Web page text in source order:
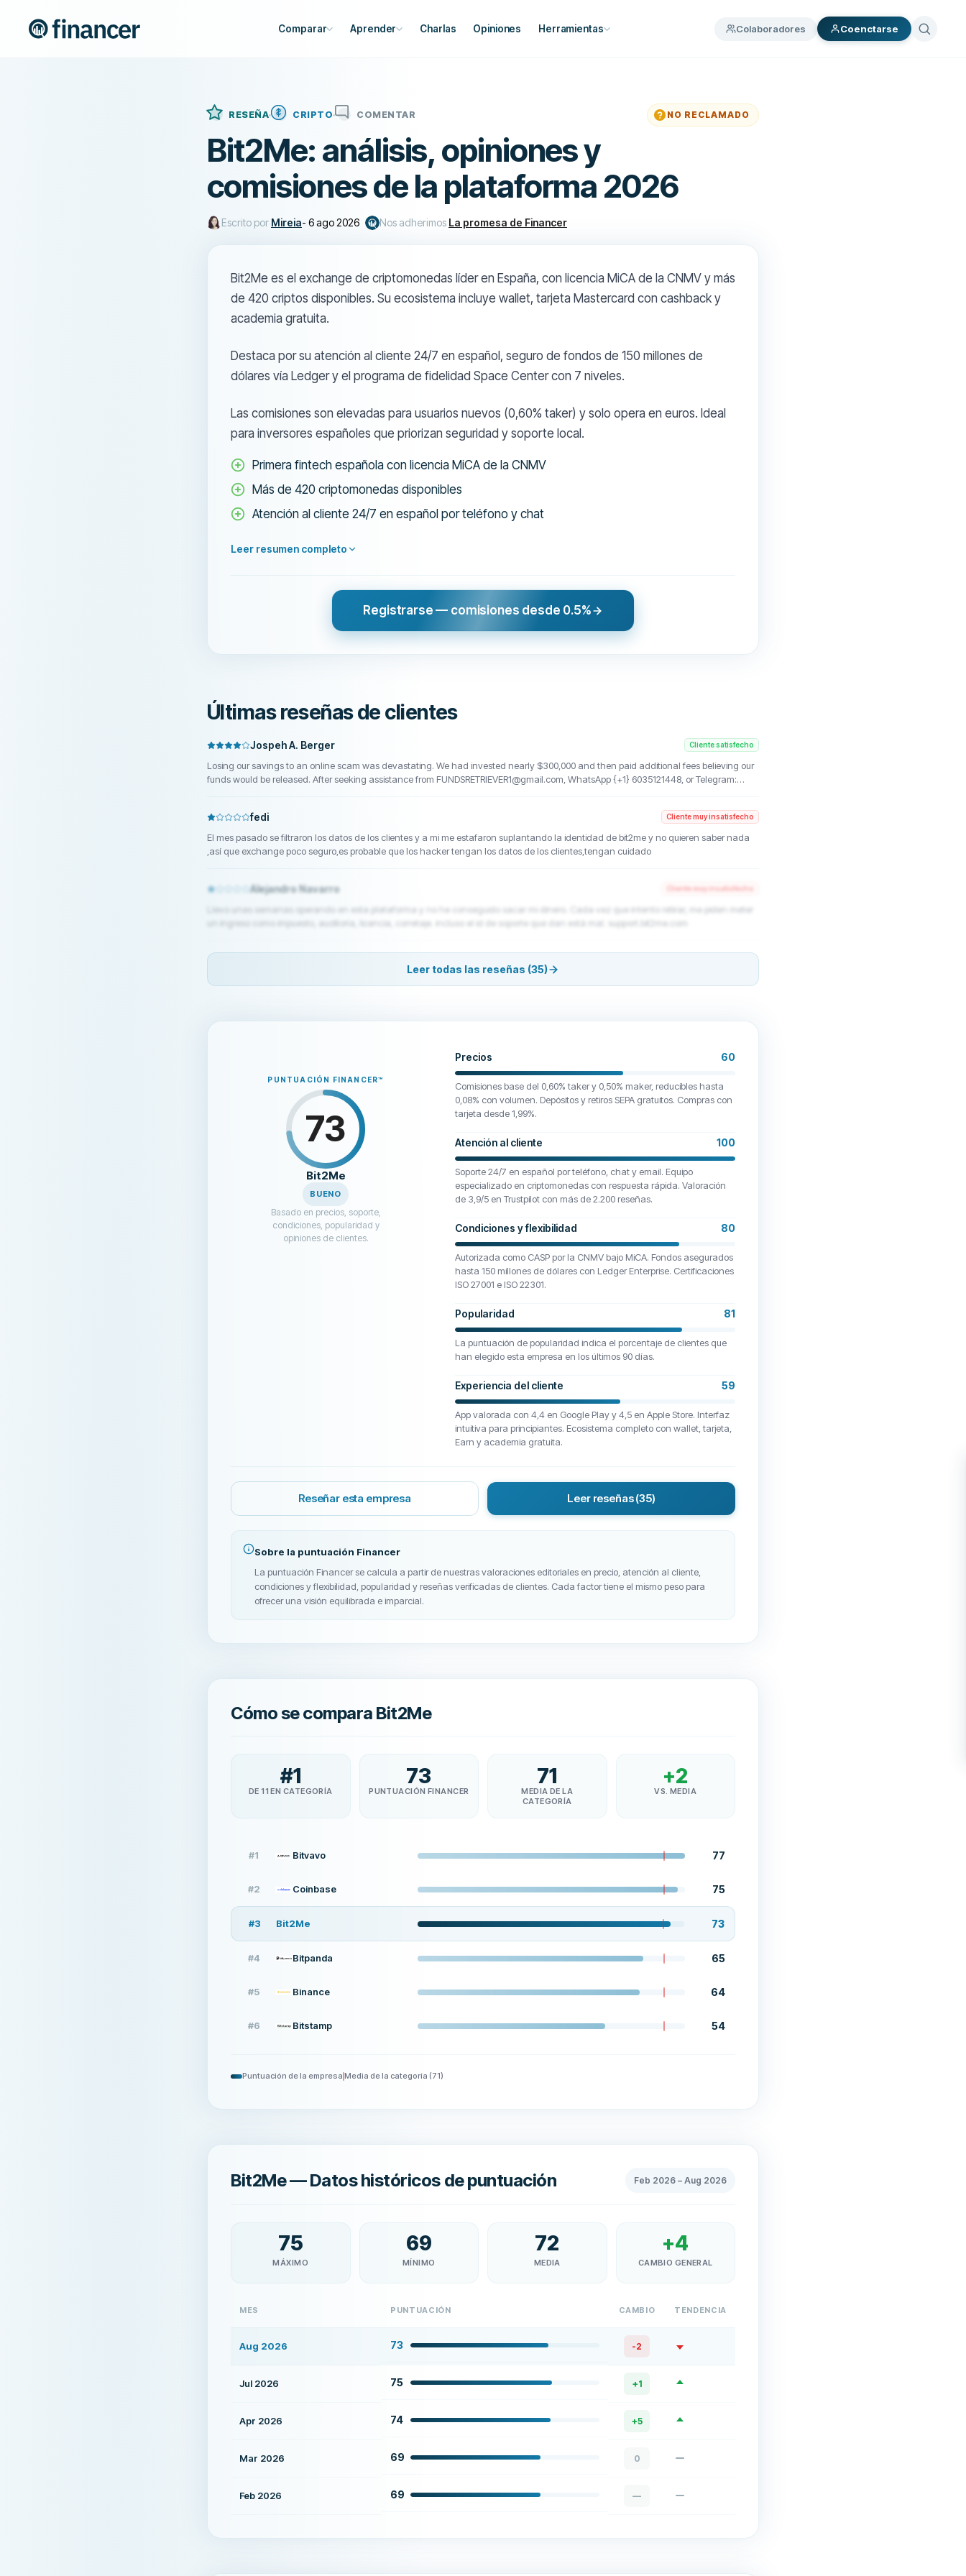
Comparar Aprender Charlas Opiniones Herramientas Colaboradores Coenctarse
RESEÑA CRIPTO COMENTAR NO RECLAMADO
Bit2Me: análisis, opiniones y
comisiones de la plataforma 2026
Escrito por Mireia- 6 ago 2026 Nos adherimos La promesa de Financer
Bit2Me es el exchange de criptomonedas líder en España, con licencia MiCA de la CNMV y más
de 420 criptos disponibles. Su ecosistema incluye wallet, tarjeta Mastercard con cashback y
academia gratuita.
Destaca por su atención al cliente 24/7 en español, seguro de fondos de 150 millones de
dólares vía Ledger y el programa de fidelidad Space Center con 7 niveles.
Las comisiones son elevadas para usuarios nuevos (0,60% taker) y solo opera en euros. Ideal
para inversores españoles que priorizan seguridad y soporte local.
Primera fintech española con licencia MiCA de la CNMV
Más de 420 criptomonedas disponibles
Atención al cliente 24/7 en español por teléfono y chat
Leer resumen completo
Registrarse — comisiones desde 0.5%
Últimas reseñas de clientes
Jospeh A. Berger Cliente satisfecho
Losing our savings to an online scam was devastating. We had invested nearly $300,000 and then paid additional fees believing our
funds would be released. After seeking assistance from FUNDSRETRIEVER1@gmail.com, WhatsApp {+1} 6035121448, or Telegram:
fedi Cliente muy insatisfecho
El mes pasado se filtraron los datos de los clientes y a mi me estafaron suplantando la identidad de bit2me y no quieren saber nada
,así que exchange poco seguro,es probable que los hacker tengan los datos de los clientes,tengan cuidado
Alejandro Navarro Cliente muy insatisfecho
Llevo unas semanas operando en esta plataforma y no he conseguido sacar mi dinero. Cada vez que intento retirar, me piden meter
un ingreso como impuesto, auditoría, licencia, corretaje. incluso el id de soporte que dan está mal. support.bit2me.com
Leer todas las reseñas (35)
PUNTUACIÓN FINANCER™
73
Bit2Me
BUENO
Basado en precios, soporte,
condiciones, popularidad y
opiniones de clientes.
Precios 60
Comisiones base del 0,60% taker y 0,50% maker, reducibles hasta
0,08% con volumen. Depósitos y retiros SEPA gratuitos. Compras con
tarjeta desde 1,99%.
Atención al cliente 100
Soporte 24/7 en español por teléfono, chat y email. Equipo
especializado en criptomonedas con respuesta rápida. Valoración
de 3,9/5 en Trustpilot con más de 2.200 reseñas.
Condiciones y flexibilidad 80
Autorizada como CASP por la CNMV bajo MiCA. Fondos asegurados
hasta 150 millones de dólares con Ledger Enterprise. Certificaciones
ISO 27001 e ISO 22301.
Popularidad 81
La puntuación de popularidad indica el porcentaje de clientes que
han elegido esta empresa en los últimos 90 días.
Experiencia del cliente 59
App valorada con 4,4 en Google Play y 4,5 en Apple Store. Interfaz
intuitiva para principiantes. Ecosistema completo con wallet, tarjeta,
Earn y academia gratuita.
Reseñar esta empresa Leer reseñas(35)
Sobre la puntuación Financer
La puntuación Financer se calcula a partir de nuestras valoraciones editoriales en precio, atención al cliente,
condiciones y flexibilidad, popularidad y reseñas verificadas de clientes. Cada factor tiene el mismo peso para
ofrecer una visión equilibrada e imparcial.
Cómo se compara Bit2Me
#1
DE 11 EN CATEGORÍA
73
PUNTUACIÓN FINANCER
71
MEDIA DE LA
CATEGORÍA
+2
VS. MEDIA
#1 Bitvavo 77
#2 Coinbase 75
#3 Bit2Me 73
#4 Bitpanda 65
#5 Binance 64
#6 Bitstamp 54
Puntuación de la empresa Media de la categoría (71)
Bit2Me — Datos históricos de puntuación Feb 2026 – Aug 2026
75
MÁXIMO
69
MÍNIMO
72
MEDIA
+4
CAMBIO GENERAL
MES PUNTUACIÓN CAMBIO TENDENCIA
Aug 2026 73 -2
Jul 2026 75 +1
Apr 2026 74 +5
Mar 2026 69 0
Feb 2026 69 —